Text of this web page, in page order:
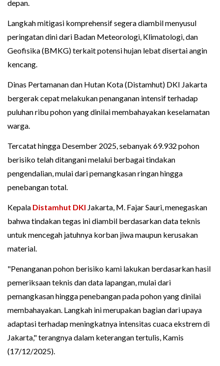
depan.
Langkah mitigasi komprehensif segera diambil menyusul
peringatan dini dari Badan Meteorologi, Klimatologi, dan
Geofisika (BMKG) terkait potensi hujan lebat disertai angin
kencang.
Dinas Pertamanan dan Hutan Kota (Distamhut) DKI Jakarta
bergerak cepat melakukan penanganan intensif terhadap
puluhan ribu pohon yang dinilai membahayakan keselamatan
warga.
Tercatat hingga Desember 2025, sebanyak 69.932 pohon
berisiko telah ditangani melalui berbagai tindakan
pengendalian, mulai dari pemangkasan ringan hingga
penebangan total.
Kepala Distamhut DKI Jakarta, M. Fajar Sauri, menegaskan
bahwa tindakan tegas ini diambil berdasarkan data teknis
untuk mencegah jatuhnya korban jiwa maupun kerusakan
material.
"Penanganan pohon berisiko kami lakukan berdasarkan hasil
pemeriksaan teknis dan data lapangan, mulai dari
pemangkasan hingga penebangan pada pohon yang dinilai
membahayakan. Langkah ini merupakan bagian dari upaya
adaptasi terhadap meningkatnya intensitas cuaca ekstrem di
Jakarta," terangnya dalam keterangan tertulis, Kamis
(17/12/2025).